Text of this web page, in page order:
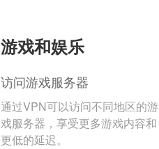
游戏和娱乐
访问游戏服务器
通过VPN可以访问不同地区的游
戏服务器，享受更多游戏内容和
更低的延迟。